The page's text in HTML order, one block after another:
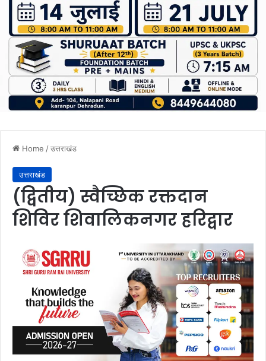
Home /उत्तराखंड
उत्तराखंड
(द्वितीय) स्वैच्छिक रक्तदान
शिविर शिवालिकनगर हरिद्वार